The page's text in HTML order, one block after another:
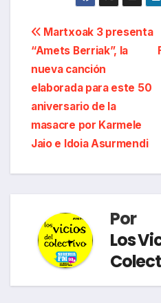
Navegación
de
entradas
Martxoak 3 presenta
“Amets Berriak”, la
nueva canción
elaborada para este 50
aniversario de la
masacre por Karmele
Jaio e Idoia Asurmendi
Por
Los